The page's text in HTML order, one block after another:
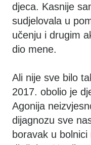
djeca. Kasnije
sudjelovala u
učenju i drugim
dio mene.
Ali nije sve bilo
2017. obolio je
Agonija
dijagnozu sve
boravak u